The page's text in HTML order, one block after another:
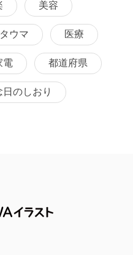
美容
ウマ 医療
電 都道府県
日のしおり